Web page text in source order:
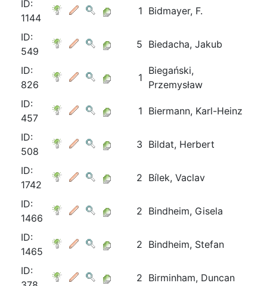
ID:
1144
1 Bidmayer, F.
ID:
549
5 Biedacha, Jakub
ID:
826
1
Biegański,
Przemysław
ID:
457
1 Biermann, Karl-Heinz
ID:
508
3 Bildat, Herbert
ID:
1742
2 Bílek, Vaclav
ID:
1466
2 Bindheim, Gisela
ID:
1465
2 Bindheim, Stefan
ID:
2 Birminham, Duncan